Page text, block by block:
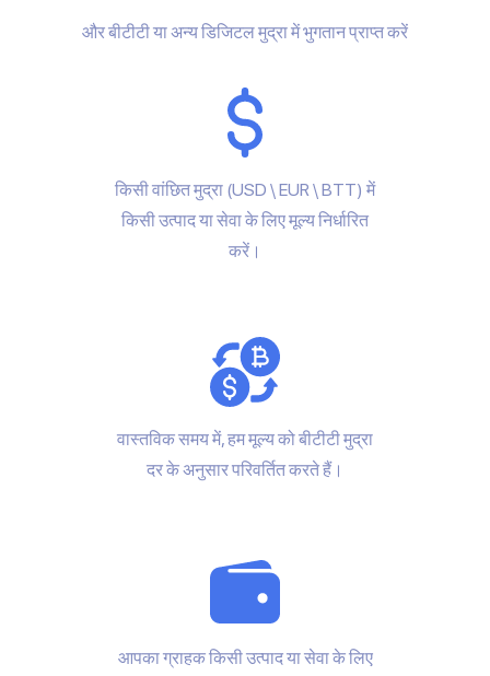
और बीटीटी या अन्य डिजिटल मुद्रा में भुगतान प्राप्त करें
किसी वांछित मुद्रा (USD \ EUR \ BTT) में
किसी उत्पाद या सेवा के लिए मूल्य निर्धारित
करें।
वास्तविक समय में, हम मूल्य को बीटीटी मुद्रा
दर के अनुसार परिवर्तित करते हैं।
आपका ग्राहक किसी उत्पाद या सेवा के लिए